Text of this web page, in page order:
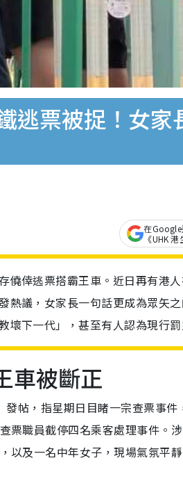
逃票被捉！女
在Google
《UHK 港
僥倖逃票搭霸王車。近日再有港
熱議，女家長一句話更成為眾矢
下一代」，甚至有人認為現行
車被斷正
發帖，指星期日目睹一宗查票事
票職員截停四名乘客處理事件。
以及一名中年女子，現場氣氛平靜